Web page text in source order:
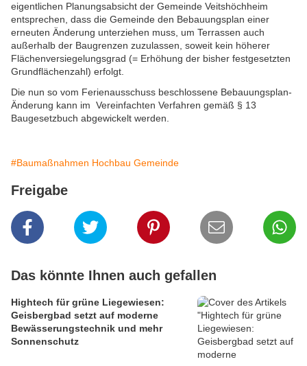
eigentlichen Planungsabsicht der Gemeinde Veitshöchheim
entsprechen, dass die Gemeinde den Bebauungsplan einer
erneuten Änderung unterziehen muss, um Terrassen auch
außerhalb der Baugrenzen zuzulassen, soweit kein höherer
Flächenversiegelungsgrad (= Erhöhung der bisher festgesetzten
Grundflächenzahl) erfolgt.
Die nun so vom Ferienausschuss beschlossene Bebauungsplan-
Änderung kann im Vereinfachten Verfahren gemäß § 13
Baugesetzbuch abgewickelt werden.
#Baumaßnahmen Hochbau Gemeinde
Freigabe
Das könnte Ihnen auch gefallen
Hightech für grüne Liegewiesen:
Geisbergbad setzt auf moderne
Bewässerungstechnik und mehr
Sonnenschutz